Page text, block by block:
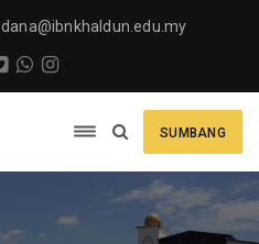
dana@ibnkhaldun.edu.my
SUMBANG